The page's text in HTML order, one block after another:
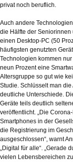
privat noch beruflich.
Auch andere
die Hälfte der
einen Desktop-PC (50
häufigsten genutzten
Technologien kommen
neun Prozent eine
Altersgruppe so gut wie
Studie. Schlüsselt man
deutliche Unterschiede.
Geräte teils deutlich
veröffentlicht. „Die
Smartphones in der
die Registrierung im
ausgeschlossen“, warnt
„Digital für alle“. „Gerade
vielen Lebensbereichen